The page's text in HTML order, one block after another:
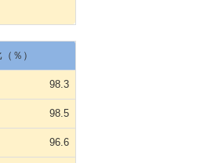
％）
98.3
98.5
96.6